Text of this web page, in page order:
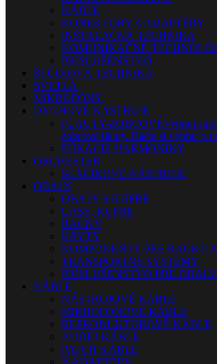
KÁBLE
KONEKTORY A ADAPTÉRY
INŠTALAČNÁ TECHNIKA
KOMUNIKAČNÉ
PRÍSLUŠENSTVO
ŠTÚDIOVÁ TECHNIKA
SVETLÁ
MIKROFÓNY
DYCHOVÉ NÁSTROJE
FLAUTY-ZOBCOVÉVybrali
zobcové flauty. Ráčte si vybrať z
FÚKACIE HARMONIKY
ORCHESTER
SLÁČIKOVÉ NÁSTROJE
OBALY
OBALY A KUFRE
CASE, KUFRE
RACKY
KRYTY
KOMPONENTY PRE RACKY
TRANSPORTNÉ SYSTÉMY
PRÍSLUŠENSTVO PRE
KÁBLE
NÁSTROJOVÉ KÁBLE
MIKROFÓNOVÉ KÁBLE
REPRODUKTOROVÉ KÁBLE
AUDIO KÁBLE
PATCH KÁBLE
Y ADAPTÉRY